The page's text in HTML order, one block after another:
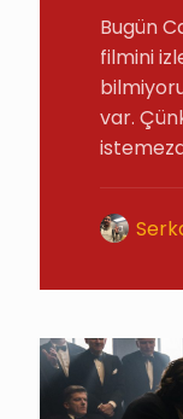
Bugün
filmini
var.